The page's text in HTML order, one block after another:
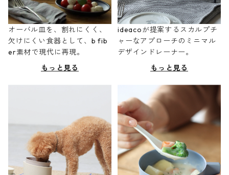
オーバル皿を、割れにくく、
欠けにくい食器として、b fib
er素材で現代に再現。
もっと見る
ideacoが提案するスカルプチ
ャーなアプローチのミニマル
デザインドレーナー。
もっと見る